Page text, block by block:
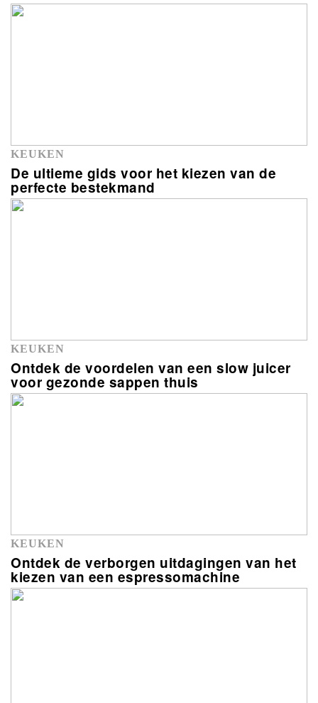
De ultieme gids voor het kiezen van de
perfecte bestekmand
KEUKEN
Ontdek de voordelen van een slow juicer
voor gezonde sappen thuis
KEUKEN
Ontdek de verborgen uitdagingen van het
kiezen van een espressomachine
KEUKEN